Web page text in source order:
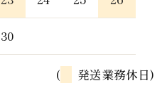
30
( 発送業務休日)